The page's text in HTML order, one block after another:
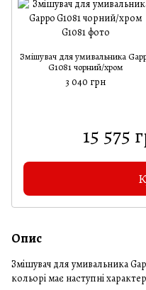
Змішувач для умивальника
G1081 чорний/хром
3 040 грн
15 575
Опис
Змішувач для умивальника
кольорі має наступні